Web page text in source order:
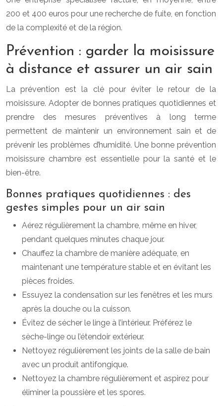
200 et 400 euros pour une recherche de fuite, en fonction
de la complexité et de la région.
Prévention : garder la moisissure
à distance et assurer un air sain
La prévention est la clé pour éviter le retour de la
moisissure. Adopter de bonnes pratiques quotidiennes et
prendre des mesures préventives à long terme
permettent de maintenir un environnement sain et de
prévenir les problèmes d’humidité. Une bonne prévention
moisissure chambre est essentielle pour la santé et le
bien-être.
Bonnes pratiques quotidiennes : des
gestes simples pour un air sain
Aérez régulièrement la chambre, même en hiver,
pendant quelques minutes chaque jour.
Chauffez la chambre de manière adéquate, en
maintenant une température stable et en évitant les
pièces froides.
Essuyez la condensation sur les fenêtres et les murs
après la douche ou la cuisson.
Évitez de sécher le linge à l’intérieur. Préférez le
sèche-linge ou l’étendoir extérieur.
Nettoyez régulièrement les joints de la salle de bain
avec un produit antifongique.
Nettoyez la chambre régulièrement et aspirez pour
éliminer la poussière et les spores.